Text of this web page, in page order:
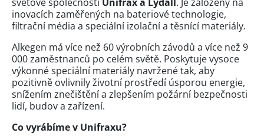
inovacích zaměřených na bateriové technologie,
filtrační média a speciální izolační a těsnící materiály.
Alkegen má více než 60 výrobních závodů a více než 9
000 zaměstnanců po celém světě. Poskytuje vysoce
výkonné speciální materiály navržené tak, aby
pozitivně ovlivnily životní prostředí úsporou energie,
snížením znečištění a zlepšením požární bezpečnosti
lidí, budov a zařízení.
Co vyrábíme v Unifraxu?